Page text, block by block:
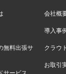
無料出張サ
会社概
導入事
クラウ
お取引